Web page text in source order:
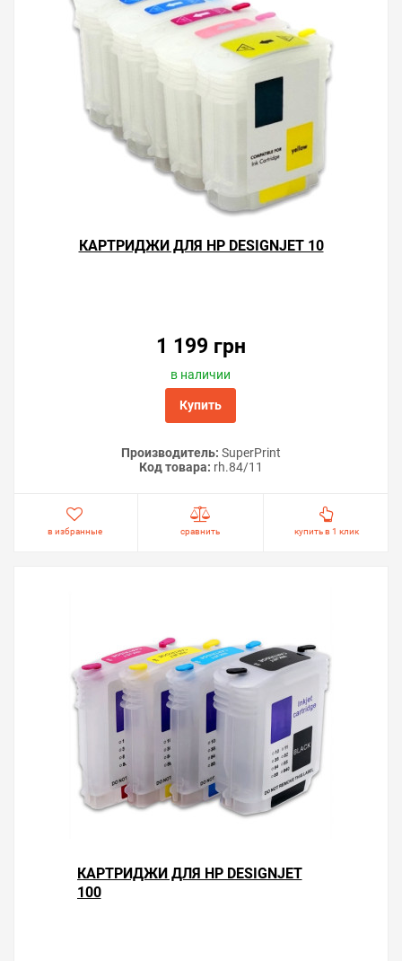
КАРТРИДЖИ ДЛЯ HP DESIGNJET 10
1 199 грн
в наличии
Купить
Производитель: SuperPrint
Код товара: rh.84/11
в избранные сравнить купить в 1 клик
КАРТРИДЖИ ДЛЯ HP DESIGNJET
100